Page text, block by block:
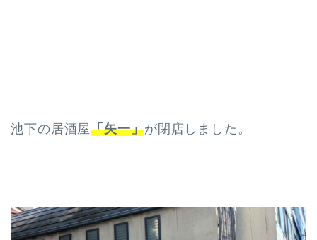
池下の居酒屋「矢一」が閉店しました。